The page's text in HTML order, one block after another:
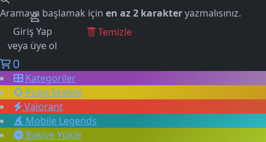
Aramaya başlamak için en az 2 karakteryazmalısınız.
GEÇMİŞ ARAMALAR
Temizle
Giriş Yap
veya üye ol
0
Kategoriler
Pubg Mobile
Valorant
Mobile Legends
Bakiye Yükle